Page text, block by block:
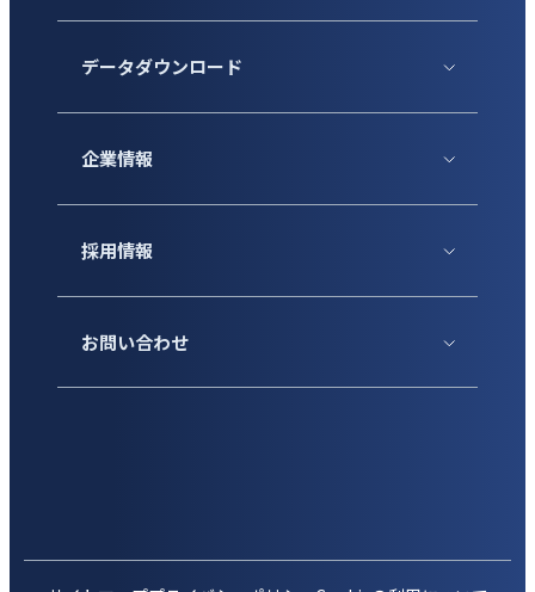
データダウンロード
企業情報
採用情報
お問い合わせ